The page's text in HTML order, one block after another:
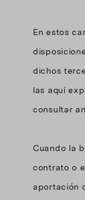
En estos
dichos
las aquí
consultar
Cuando la
contrato o
aportación